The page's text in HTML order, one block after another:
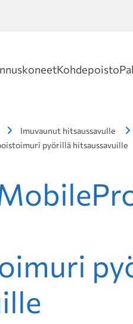
Kohdepoisto
Imuvaunut hitsaussavulle
pyörillä hitsaussavuille